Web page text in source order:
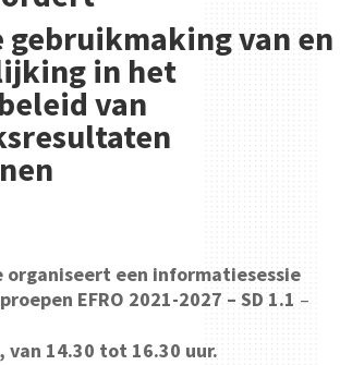
gebruikmaking van en
in het
van
organiseert een informatiesessie
EFRO 2021-2027 – SD 1.1 –
van 14.30 tot 16.30 uur.